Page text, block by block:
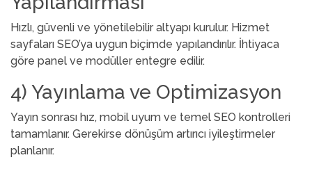
Hızlı, güvenli ve yönetilebilir altyapı kurulur. Hizmet
sayfaları SEO’ya uygun biçimde yapılandırılır. İhtiyaca
göre panel ve modüller entegre edilir.
4) Yayınlama ve Optimizasyon
Yayın sonrası hız, mobil uyum ve temel SEO kontrolleri
tamamlanır. Gerekirse dönüşüm artırıcı iyileştirmeler
planlanır.